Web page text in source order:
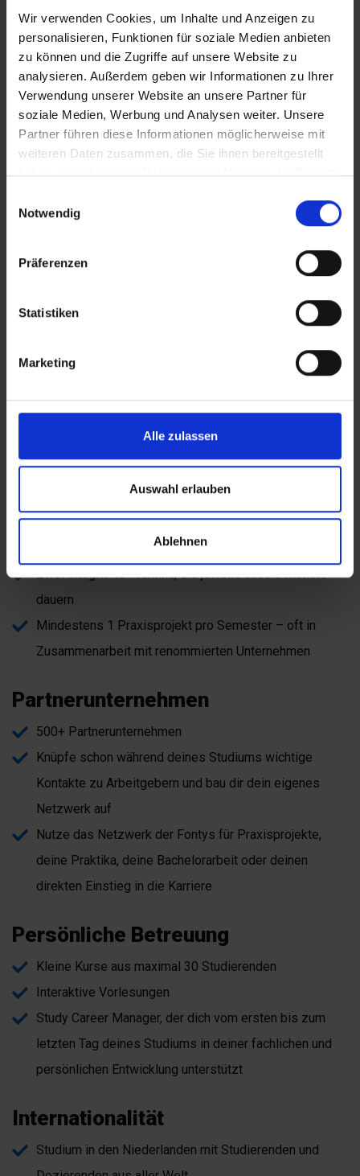
Wir verwenden Cookies, um Inhalte und Anzeigen zu
personalisieren, Funktionen für soziale Medien anbieten
zu können und die Zugriffe auf unsere Website zu
analysieren. Außerdem geben wir Informationen zu Ihrer
Verwendung unserer Website an unsere Partner für
soziale Medien, Werbung und Analysen weiter. Unsere
Partner führen diese Informationen möglicherweise mit
weiteren Daten zusammen, die Sie ihnen bereitgestellt
haben oder die sie im Rahmen Ihrer Nutzung der Dienste
Notwendig
Präferenzen
Statistiken
Marketing
Alle zulassen
Auswahl erlauben
Ablehnen
Masterstudiengängesowie zahlreiche Kurse in
den Fachbereichen
Wirtschaftswissenschaften &
Management, Ingenieurwesen & Design,
Informatik und Logistik
auf Englisch angeboten.
Wintersemester
Dann sichere dir jetzt noch deinen Studienplatz!
Praxisorientierung
Sammel schon während deines Studiums relevante
Zwei integrierte Praktika, die jeweils circa 6 Monate
dauern
Mindestens 1 Praxisprojekt pro Semester – oft in
Zusammenarbeit mit renommierten Unternehmen
Partnerunternehmen
500+ Partnerunternehmen
Knüpfe schon während deines Studiums wichtige
Kontakte zu Arbeitgebern und bau dir dein eigenes
Netzwerk auf
Nutze das Netzwerk der Fontys für Praxisprojekte,
deine Praktika, deine Bachelorarbeit oder deinen
direkten Einstieg in die Karriere
Persönliche Betreuung
Kleine Kurse aus maximal 30 Studierenden
Interaktive Vorlesungen
Study Career Manager, der dich vom ersten bis zum
letzten Tag deines Studiums in deiner fachlichen und
persönlichen Entwicklung unterstützt
Internationalität
Studium in den Niederlanden mit Studierenden und